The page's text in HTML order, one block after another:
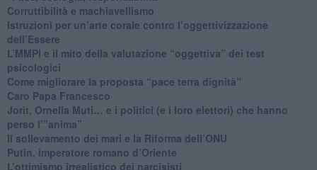
​Corruttibilità e machiavellismo
Istruzioni per un’arte corale contro l’oggettivizzazione
dell’Essere
​L’MMPI e il mito della valutazione “oggettiva” dei test
psicologici
Come migliorare la proposta “pace terra dignità”
Caro Papa Francesco
​Jorit, Ornella Muti… e i politici (e i loro elettori) che hanno
perso l’”anima”
​Il sollevamento dei mari e la Riforma dell’ONU
Putin, imperatore romano d’Oriente
​L’ottimismo irrealistico dei narcisisti